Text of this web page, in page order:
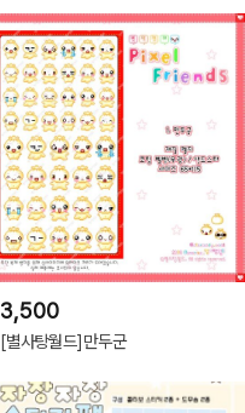
3,500
[별사탕월드]만두군